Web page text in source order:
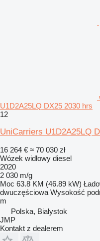
U1D2A25LQ DX25 2030 hrs
12
UniCarriers U1D2A25LQ
16 264 € ≈ 70 030 zł
Wózek widłowy diesel
2020
2 030 m/g
Moc 63.8 KM (46.89 kW)
dwuczęściowa Wysokość
m
Polska, Białystok
JMP
Kontakt z dealerem